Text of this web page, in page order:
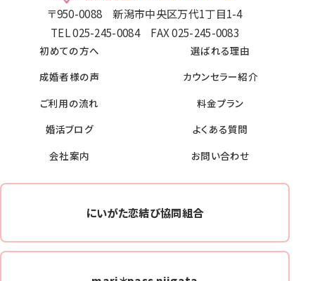
〒950-0088 新潟市中央区万代1丁目1-4
TEL 025-245-0084 FAX 025-245-0083
初めての方へ
選ばれる理由
成婚者様の声
カウンセラー紹介
ご利用の流れ
料金プラン
婚活ブログ
よくある質問
会社案内
お問い合わせ
にいがた恋結び協同組合